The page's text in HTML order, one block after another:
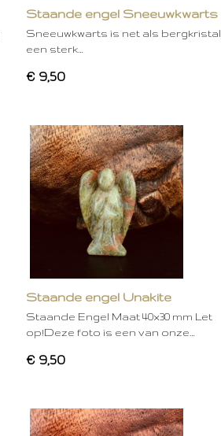
Staande engel Sneeuwkwarts
Sneeuwkwarts is net als bergkristal
een sterk…
€ 9,50
Staande engel Unakite
Staande Engel Maat 40x30 mm Let
op!Deze foto is een van onze…
€ 9,50